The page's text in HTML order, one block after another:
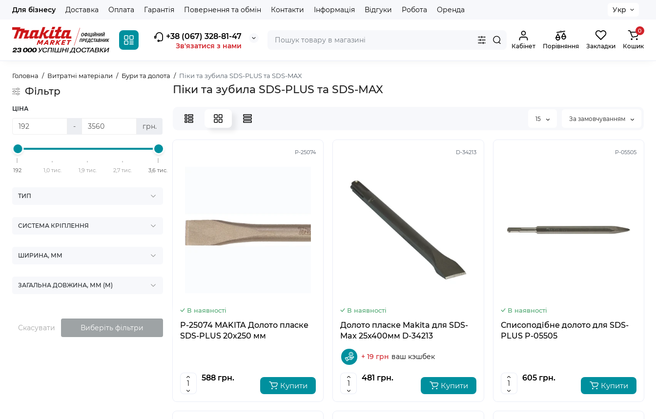
Для бізнесу Доставка Оплата Гарантія Повернення та обмін Контакти Інформація Відгуки Робота Оренда Укр
+38 (067) 328-81-47
Зв'язатися з нами Кабінет Порівняння Закладки
0
Кошик
Головна Витратні матеріали Бури та долота Піки та зубила SDS-PLUS та SDS-MAX
Фільтр
ЦІНА
- грн.
192 1,0 тис. 1,9 тис. 2,7 тис. 3,6 тис.
ТИП
СИСТЕМА КРІПЛЕННЯ
ШИРИНА, ММ
ЗАГАЛЬНА ДОВЖИНА, ММ (М)
Скасувати Виберіть фільтри
Піки та зубила SDS-PLUS та SDS-MAX
15 За замовчуванням
P-25074
В наявності
P-25074 MAKITA Долото пласке
SDS-PLUS 20x250 мм
588 грн.
Купити
D-34213
В наявності
Долото пласке Makita для SDS-
Max 25х400мм D-34213
+ 19 грн ваш кэшбек
481 грн.
Купити
P-05505
В наявності
Списоподібне долото для SDS-
PLUS P-05505
605 грн.
Купити